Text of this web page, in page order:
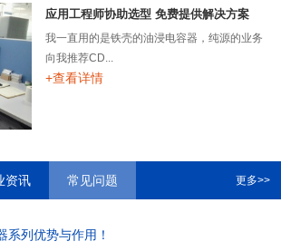
应用工程师协助选型 免费提供解决方案
我一直用的是铁壳的油浸电容器，纯源的业务
向我推荐CD...
+查看详情
资讯 常见问题 更多>>
系列优势与作用！